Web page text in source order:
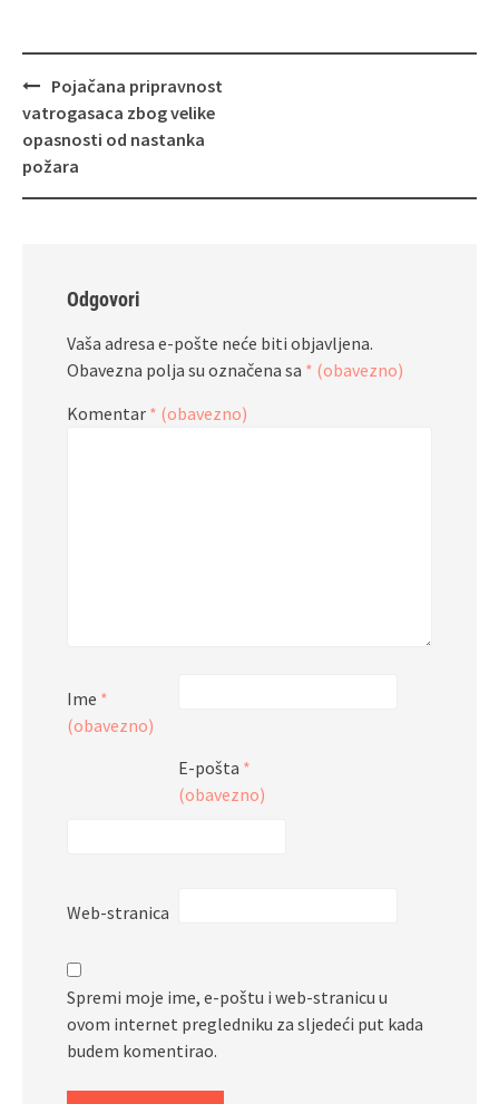
Navigacija
objava
Pojačana pripravnost
vatrogasaca zbog velike
opasnosti od nastanka
požara
Odgovori
Vaša adresa e-pošte neće biti objavljena.
Obavezna polja su označena sa * (obavezno)
Komentar * (obavezno)
Ime *
(obavezno)
E-pošta *
(obavezno)
Web-stranica
Spremi moje ime, e-poštu i web-stranicu u
ovom internet pregledniku za sljedeći put kada
budem komentirao.